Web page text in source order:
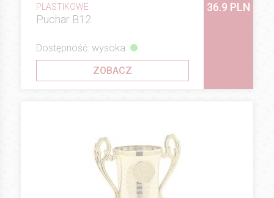
PLASTIKOWE
Puchar B12
36.9 PLN
Dostępność: wysoka
ZOBACZ